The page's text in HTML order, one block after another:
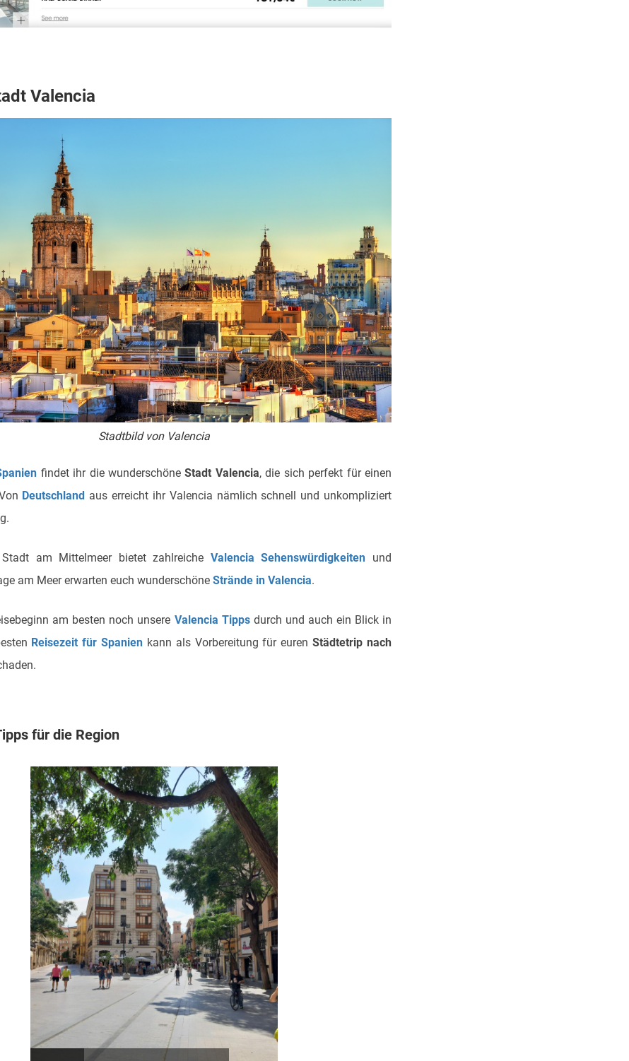
Valencia
Stadtbild von Valencia
findet ihr die wunderschöneStadt Valencia, die sich perfekt für einen
Deutschland aus erreicht ihr Valencia nämlich schnell und unkompliziert
am Mittelmeer bietet zahlreiche Valencia Sehenswürdigkeiten und
am Meer erwarten euch wunderschöne Strände in Valencia.
am besten noch unsere Valencia Tippsdurch und auch ein Blick in
Reisezeit für Spanien kann als Vorbereitung für eurenStädtetrip nach
für die Region